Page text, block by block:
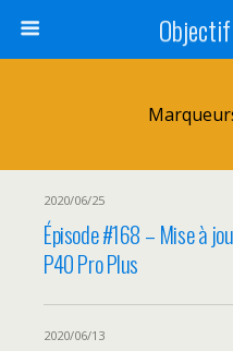
2020/06/25
Épisode #168 – Mise à
P40 Pro Plus
2020/06/13